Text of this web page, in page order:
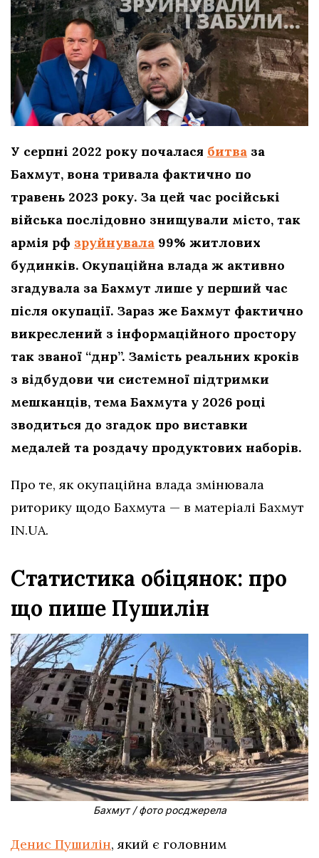
У серпні 2022 року почалася битва за
Бахмут, вона тривала фактично по
травень 2023 року. За цей час російські
війська послідовно знищували місто, так
армія рф зруйнувала 99% житлових
будинків. Окупаційна влада ж активно
згадувала за Бахмут лише у перший час
після окупації. Зараз же Бахмут фактично
викреслений з інформаційного простору
так званої “днр”. Замість реальних кроків
з відбудови чи системної підтримки
мешканців, тема Бахмута у 2026 році
зводиться до згадок про виставки
медалей та роздачу продуктових наборів.
Про те, як окупаційна влада змінювала
риторику щодо Бахмута — в матеріалі Бахмут
IN.UA.
Статистика обіцянок: про
що пише Пушилін
Бахмут / фото росджерела
Денис Пушилін, який є головним